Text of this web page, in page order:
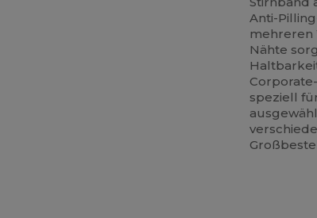
Anti-
mehreren
Nähte
speziell